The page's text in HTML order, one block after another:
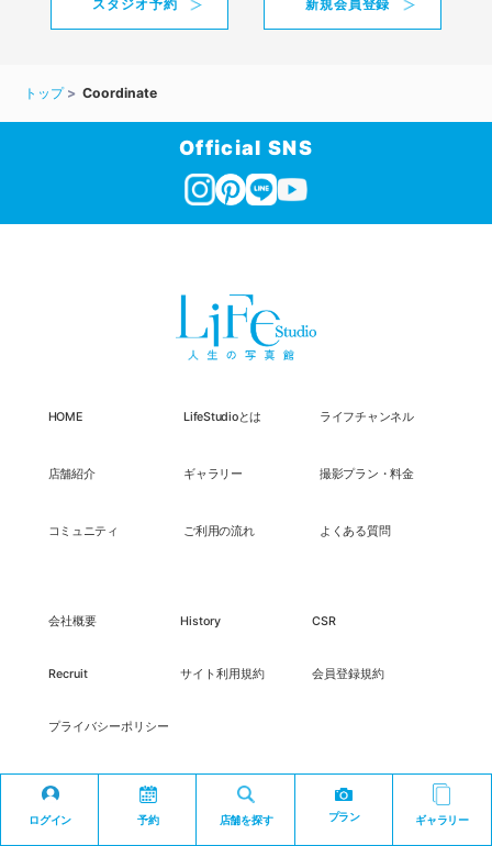
ログイン 予約 店舗を探す プラン ギャラリー
スタジオ予約 新規会員登録
トップ Coordinate
Official SNS
HOME LifeStudioとは ライフチャンネル
店舗紹介 ギャラリー 撮影プラン・料金
コミュニティ ご利用の流れ よくある質問
会社概要 History CSR
Recruit サイト利用規約 会員登録規約
プライバシーポリシー